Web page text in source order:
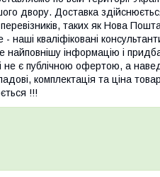
двору. Доставка
таких як Нова
наші кваліфіковані
найповнішу інформацію і
не є публічною офертою, а
комплектація та ціна
!!!